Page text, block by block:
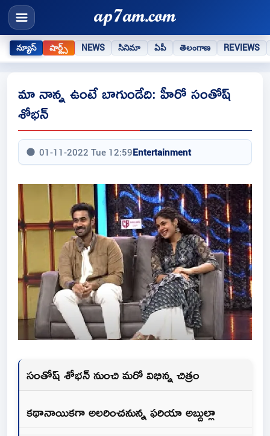
న్యూస్ షార్ట్స్ NEWS సినిమా ఏపీ తెలంగాణ REVIEWS
మా నాన్న ఉంటే బాగుండేది: హీరో సంతోష్
శోభన్
01-11-2022 Tue 12:59Entertainment
సంతోష్ శోభన్ నుంచి మరో విభిన్న చిత్రం
కథానాయికగా అలరించనున్న ఫరియా అబ్దుల్లా